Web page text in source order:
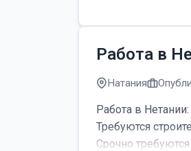
Работа в
Натания
Работа в
Требуются
Срочно